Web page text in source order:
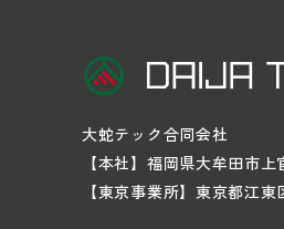
大蛇テック合同会社
【本社】福岡県大牟田市上
【東京事業所】東京都江東